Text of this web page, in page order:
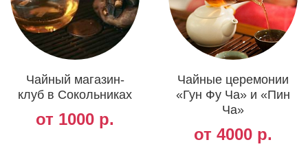
Чайный магазин-
клуб в Сокольниках
от 1000 р.
Чайные церемонии
«Гун Фу Ча» и «Пин
Ча»
от 4000 р.